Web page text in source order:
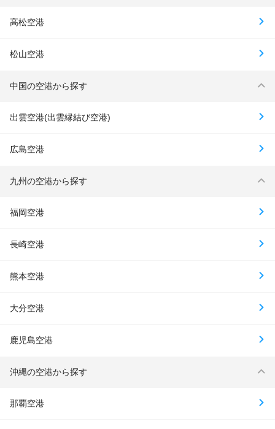
高松空港
松山空港
中国の空港から探す
出雲空港(出雲縁結び空港)
広島空港
九州の空港から探す
福岡空港
長崎空港
熊本空港
大分空港
鹿児島空港
沖縄の空港から探す
那覇空港